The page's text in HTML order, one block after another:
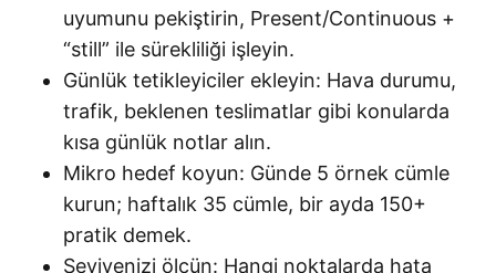
uyumunu pekiştirin, Present/Continuous +
“still” ile sürekliliği işleyin.
Günlük tetikleyiciler ekleyin: Hava durumu,
trafik, beklenen teslimatlar gibi konularda
kısa günlük notlar alın.
Mikro hedef koyun: Günde 5 örnek cümle
kurun; haftalık 35 cümle, bir ayda 150+
pratik demek.
Seviyenizi ölçün: Hangi noktalarda hata